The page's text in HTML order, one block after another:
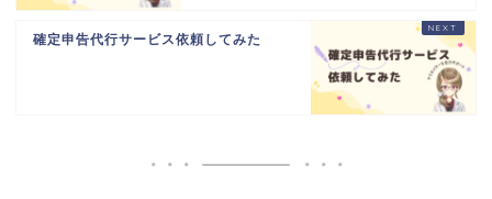
確定申告代行サービス依頼してみた